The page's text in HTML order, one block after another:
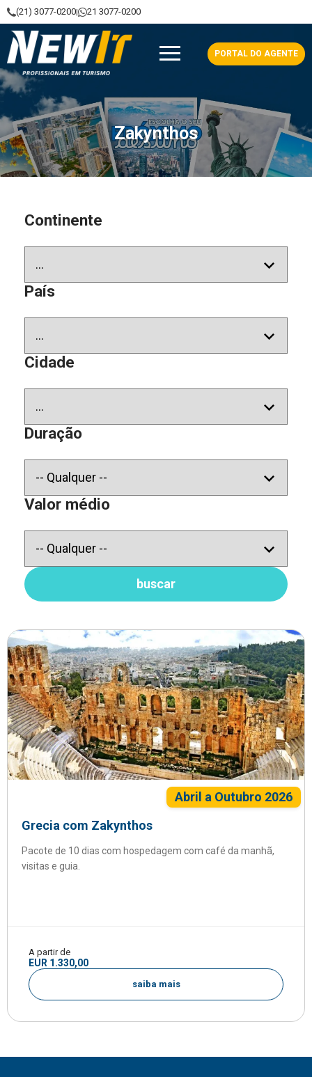
(21) 3077-0200 21 3077-0200
NewIt - Profissionais em Turismo
PORTAL DO AGENTE
Zakynthos
Continente
País
Cidade
Duração
Valor médio
buscar
Abril a Outubro 2026
Grecia com Zakynthos
Pacote de 10 dias com hospedagem com café da manhã,
visitas e guia.
A partir de
EUR 1.330,00
saiba mais